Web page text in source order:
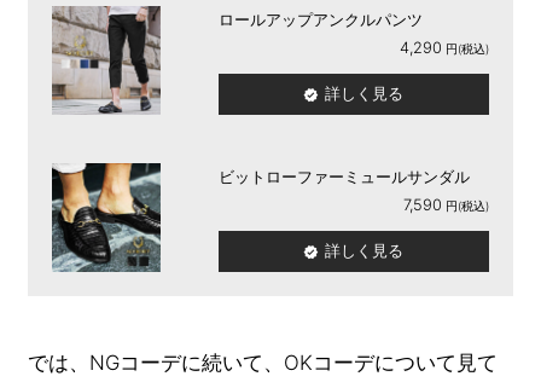
ロールアップアンクルパンツ
4,290
詳しく見る
ビットローファーミュールサンダル
7,590
詳しく見る
では、NGコーデに続いて、OKコーデについて見て